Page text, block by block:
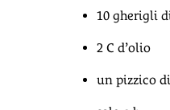
10 gherigli
2 C d’olio
un pizzico